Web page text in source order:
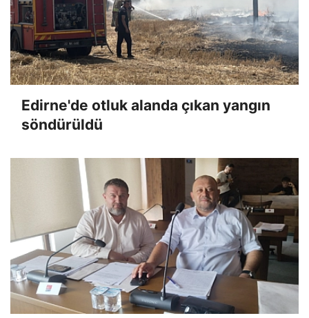
Edirne'de otluk alanda çıkan yangın
söndürüldü